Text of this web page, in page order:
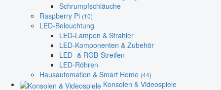
Schrumpfschläuche
Raspberry Pi (10)
LED-Beleuchtung
LED-Lampen & Strahler
LED-Komponenten & Zubehör
LED- & RGB-Streifen
LED-Röhren
Hausautomation & Smart Home (44)
Konsolen & Videospiele